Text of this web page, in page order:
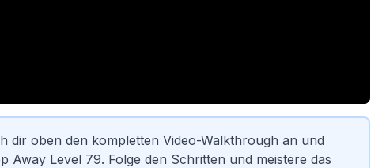
dir oben den kompletten Video-Walkthrough an und
Away Level 79. Folge den Schritten und meistere das